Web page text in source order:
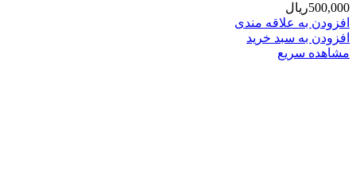
500,000ریال
افزودن به علاقه مندی
افزودن به سبد خرید
مشاهده سریع